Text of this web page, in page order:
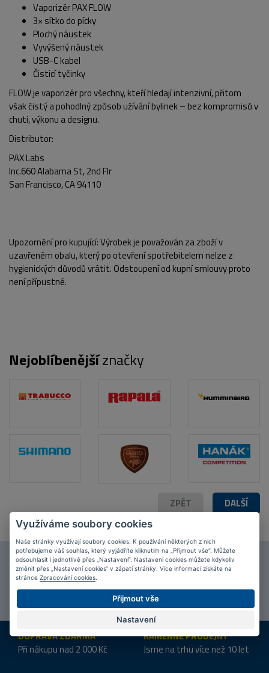
Vaporizér PAX FLOW
3× sítko do pícky
Plochý náustek
Vyvýšený náustek
USB-C kabel
Čisticí tyčinky
FLOW je vaporizér pro všechny, kteří hledají intenzivní, přitom
však čistý a pohodlný způsob užívání bylinek – bez kompromisů v
chuti, výkonu a designu.
Distributor:
PAX Labs
Inc.660 Alabama St, 2nd Flr
San Francisco, CA 94110
Upozornění pro kupující:Výrobek je považován za zboží v
uzavřeném obalu, který po otevření spotřebitelem nelze z
hygienických důvodů vrátit. Odstoupení od kupní smlouvy proto
není přípustné.
Nejoblíbenějšíznačky
DALŠÍ
ZPĚT
Připojte se k našimfanouškůmna Facebooku!
PŘIPOJIT SE
DOPRAVA ZDARMA
Při nákupu nad 2 000 Kč
KAMENNÉ PRODEJNY
Jsme na trhu více než 10 let
Využíváme soubory cookies
Naše stránky využívají soubory cookies. K používání některých z nich
potřebujeme váš souhlas, který vyjádříte kliknutím na „Přijmout vše“. Můžete
odsouhlasit i jednotlivě přes „Nastavení“. Nastavení cookies můžete kdykoliv
změnit přes „Nastavení cookies“ v zápatí stránky. Více informací získáte na
stránce Zpracování cookies
Přijmout vše
Nastavení